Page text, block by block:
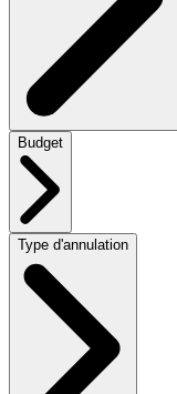
Budget
Type d'annulation